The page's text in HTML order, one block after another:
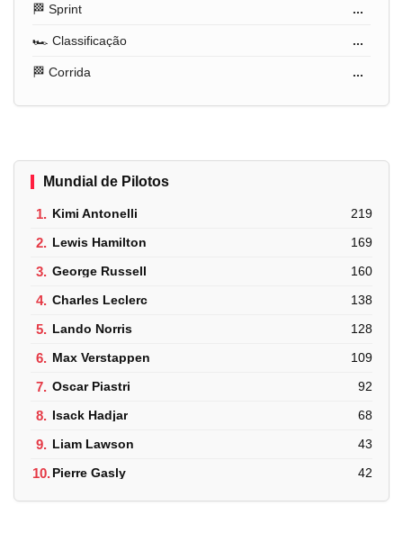
🏁 Sprint ...
🏎️ Classificação ...
🏁 Corrida ...
Mundial de Pilotos
1. Kimi Antonelli 219
2. Lewis Hamilton 169
3. George Russell 160
4. Charles Leclerc 138
5. Lando Norris 128
6. Max Verstappen 109
7. Oscar Piastri 92
8. Isack Hadjar 68
9. Liam Lawson 43
10.Pierre Gasly 42